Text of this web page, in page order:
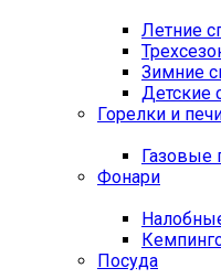
Летние
Зимние
Детские
Горелки и
Газовые
Фонари
Посуда